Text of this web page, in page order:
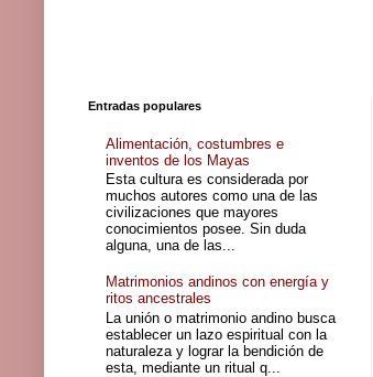
Entradas populares
Alimentación, costumbres e
inventos de los Mayas
Esta cultura es considerada por
muchos autores como una de las
civilizaciones que mayores
conocimientos posee. Sin duda
alguna, una de las...
Matrimonios andinos con energía y
ritos ancestrales
La unión o matrimonio andino busca
establecer un lazo espiritual con la
naturaleza y lograr la bendición de
esta, mediante un ritual q...